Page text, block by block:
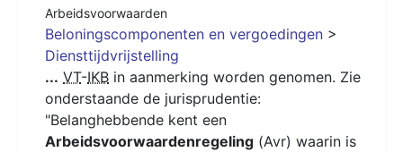
Arbeidsvoorwaarden
Beloningscomponenten en vergoedingen >
Diensttijdvrijstelling
... VT-IKB in aanmerking worden genomen. Zie
onderstaande de jurisprudentie:
"Belanghebbende kent een
Arbeidsvoorwaardenregeling (Avr) waarin is